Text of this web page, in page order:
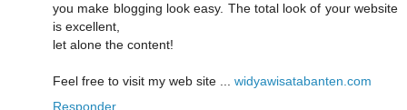
you make blogging look easy. The total look of your website
is excellent,
let alone the content!
Feel free to visit my web site ... widyawisatabanten.com
Responder